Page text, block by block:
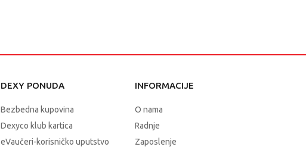
DEXY PONUDA
Bezbedna kupovina
Dexyco klub kartica
eVaučeri-korisničko uputstvo
INFORMACIJE
O nama
Radnje
Zaposlenje